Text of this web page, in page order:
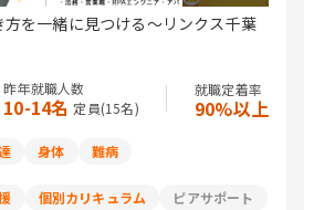
を一緒に見つける〜リンクス千葉
昨年就職人数
10-14名 定員(15名)
就職定着率
90%以上
身体
難病
個別カリキュラム ピアサポート